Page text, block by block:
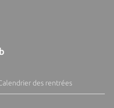
des rentrées